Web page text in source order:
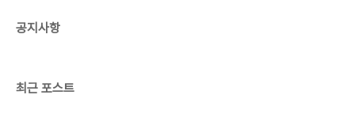
류를 발생시키거나, 임의의 악성 코드를 실행하게 만
공지사항
최근 포스트